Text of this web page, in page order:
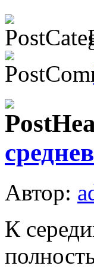
Автор:
К